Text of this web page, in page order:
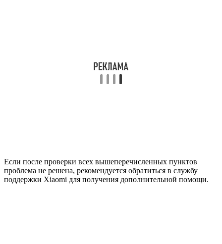
Если после проверки всех вышеперечисленных пунктов
проблема не решена, рекомендуется обратиться в службу
поддержки Xiaomi для получения дополнительной помощи.